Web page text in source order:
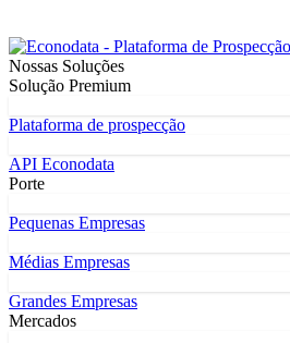
Nossas Soluções
Solução Premium
Plataforma de prospecção
API Econodata
Porte
Pequenas Empresas
Médias Empresas
Grandes Empresas
Mercados